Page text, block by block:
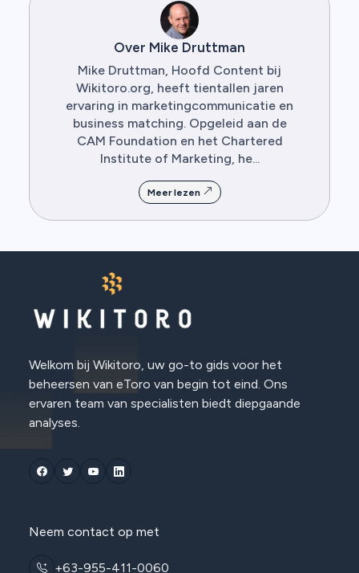
Over Mike Druttman
Mike Druttman, Hoofd Content bij
Wikitoro.org, heeft tientallen jaren
ervaring in marketingcommunicatie en
business matching. Opgeleid aan de
CAM Foundation en het Chartered
Institute of Marketing, he...
Meer lezen
Welkom bij Wikitoro, uw go-to gids voor het
beheersen van eToro van begin tot eind. Ons
ervaren team van specialisten biedt diepgaande
analyses.
Neem contact op met
+63-955-411-0060